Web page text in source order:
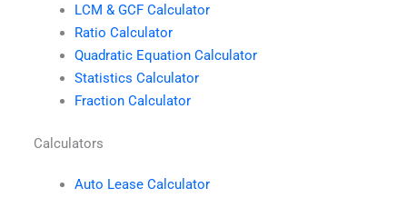
LCM & GCF Calculator
Ratio Calculator
Quadratic Equation Calculator
Statistics Calculator
Fraction Calculator
Calculators
Auto Lease Calculator